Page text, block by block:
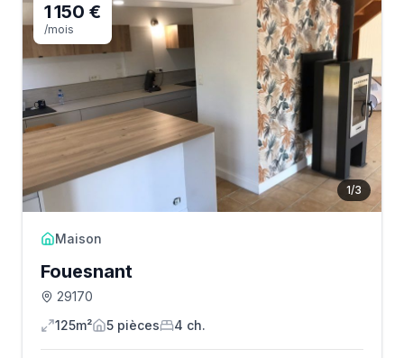
1/3
1 150 €
/mois
Maison
Fouesnant
29170
125m²
5 pièces 4 ch.